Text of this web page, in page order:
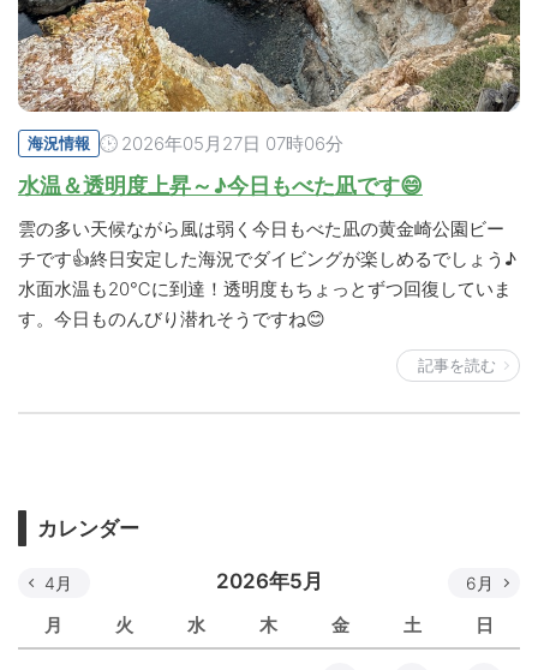
海況情報 2026年05月27日 07時06分
水温＆透明度上昇～♪今日もべた凪です😄
雲の多い天候ながら風は弱く今日もべた凪の黄金崎公園ビー
チです👍終日安定した海況でダイビングが楽しめるでしょう♪
水面水温も20℃に到達！透明度もちょっとずつ回復していま
す。今日ものんびり潜れそうですね😊
記事を読む
カレンダー
2026年5月
月 火 水 木 金 土 日
4月 6月